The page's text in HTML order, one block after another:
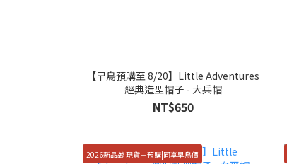
【早鳥預購至 8/20】Little Adventures
經典造型帽子 - 大兵帽
NT$650
2026新品🎁 現貨＋預購|同享早鳥價